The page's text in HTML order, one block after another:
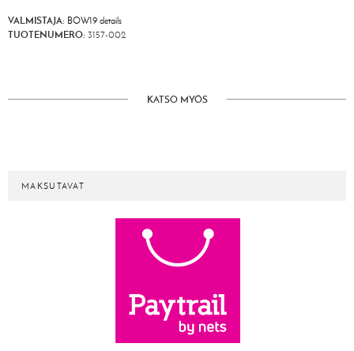
VALMISTAJA: BOW19 details
TUOTENUMERO: 3157-002
KATSO MYÖS
MAKSUTAVAT